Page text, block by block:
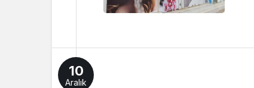
10
Aralık